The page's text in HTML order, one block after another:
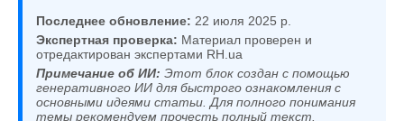
Последнее обновление: 22 июля 2025 р.
Экспертная проверка: Материал проверен и
отредактирован экспертами RH.ua
Примечание об ИИ: Этот блок создан с помощью
генеративного ИИ для быстрого ознакомления с
основными идеями статьи. Для полного понимания
темы рекомендуем прочесть полный текст.